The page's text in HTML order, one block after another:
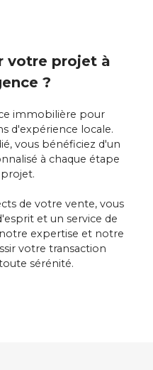
votre projet à
?
immobilière pour
d'expérience locale.
vous bénéficiez d'un
à chaque étape
de votre vente, vous
et un service de
expertise et notre
votre transaction
sérénité.